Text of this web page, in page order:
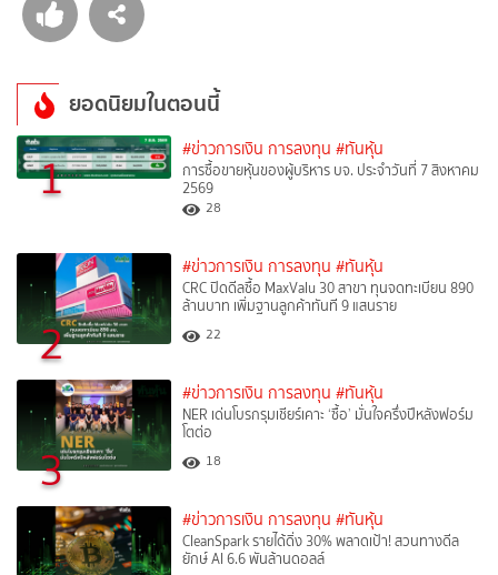
ยอดนิยมในตอนนี้
1 #ข่าวการเงิน การลงทุน #ทันหุ้น
การซื้อขายหุ้นของผู้บริหาร บจ. ประจำวันที่ 7 สิงหาคม
2569
28
2
#ข่าวการเงิน การลงทุน #ทันหุ้น
CRC ปิดดีลซื้อ MaxValu 30 สาขา ทุนจดทะเบียน 890
ล้านบาท เพิ่มฐานลูกค้าทันที 9 แสนราย
22
3
#ข่าวการเงิน การลงทุน #ทันหุ้น
NER เด่นโบรกรุมเชียร์เคาะ ‘ซื้อ’ มั่นใจครึ่งปีหลังฟอร์ม
โตต่อ
18
#ข่าวการเงิน การลงทุน #ทันหุ้น
CleanSpark รายได้ดิ่ง 30% พลาดเป้า! สวนทางดีล
ยักษ์ AI 6.6 พันล้านดอลล์